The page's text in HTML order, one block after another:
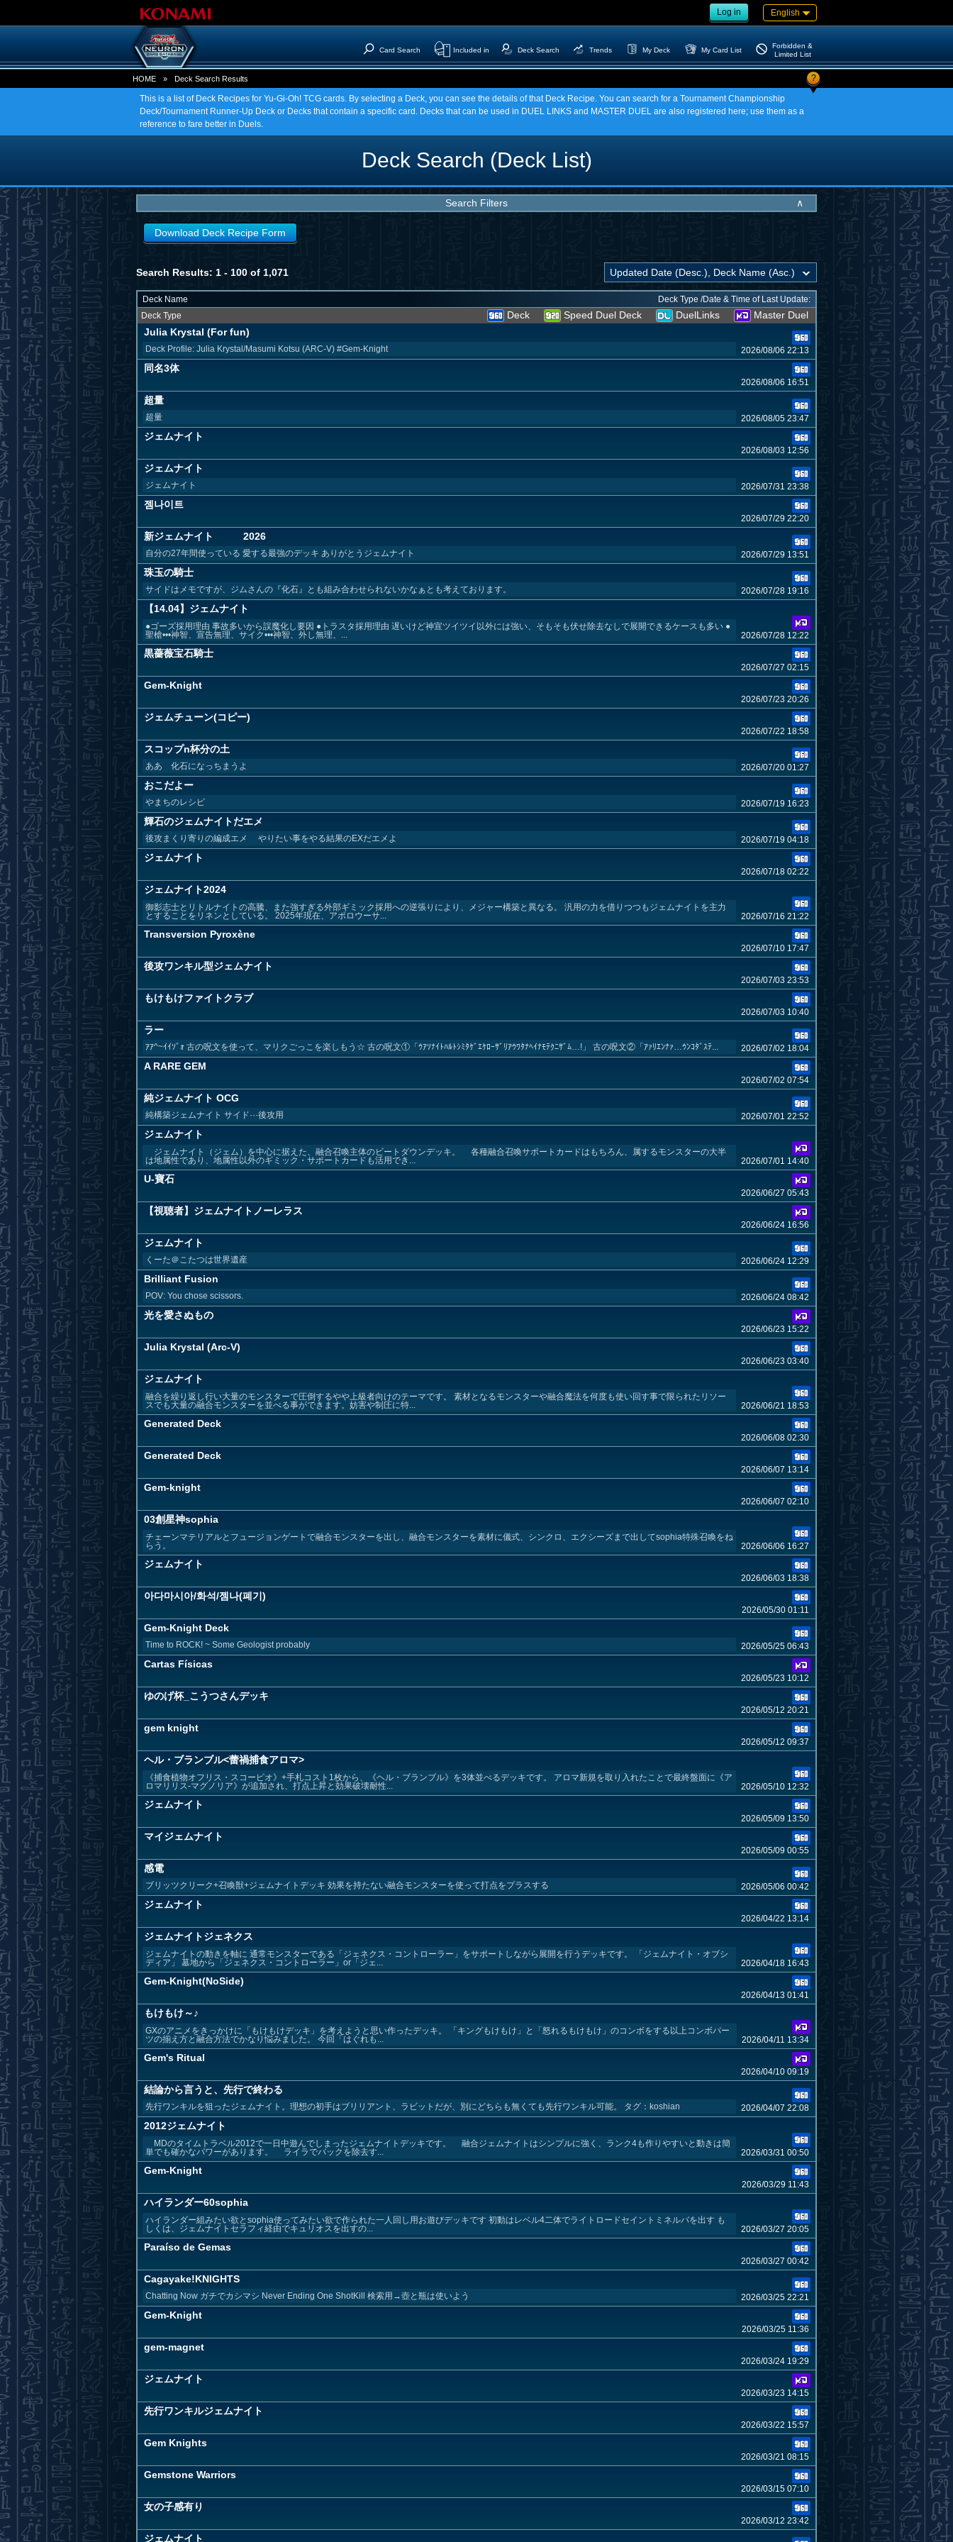
Log in English
Card Search Included in Deck Search Trends My Deck My Card List
Forbidden &
Limited List
HOME » Deck Search Results ?
This is a list of Deck Recipes for Yu-Gi-Oh! TCG cards. By selecting a Deck, you can see the details of that Deck Recipe. You can search for a Tournament Championship
Deck/Tournament Runner-Up Deck or Decks that contain a specific card. Decks that can be used in DUEL LINKS and MASTER DUEL are also registered here; use them as a
reference to fare better in Duels.
Deck Search (Deck List)
Search Filters ∧
Download Deck Recipe Form
Search Results: 1 - 100 of 1,071
Deck Name
Deck Type /Date & Time of Last Update:
Deck Type
Deck Speed Duel Deck DuelLinks
Master Duel
Julia Krystal (For fun)
Deck Profile: Julia Krystal/Masumi Kotsu (ARC-V) #Gem-Knight 2026/08/06 22:13
同名3体
2026/08/06 16:51
超量
超量 2026/08/05 23:47
ジェムナイト
2026/08/03 12:56
ジェムナイト
ジェムナイト 2026/07/31 23:38
젬나이트
2026/07/29 22:20
新ジェムナイト 2026
自分の27年間使っている 愛する最強のデッキ ありがとうジェムナイト 2026/07/29 13:51
珠玉の騎士
サイドはメモですが、ジムさんの『化石』とも組み合わせられないかなぁとも考えております。 2026/07/28 19:16
【14.04】ジェムナイト
●ゴーズ採用理由 事故多いから誤魔化し要因 ●トラスタ採用理由 遅いけど神宣ツイツイ以外には強い、そもそも伏せ除去なしで展開できるケースも多い ●
聖槍•••神智、宣告無理、サイク•••神智、外し無理、...
2026/07/28 12:22
黒薔薇宝石騎士
2026/07/27 02:15
Gem-Knight
2026/07/23 20:26
ジェムチューン(コピー)
2026/07/22 18:58
スコップn杯分の土
ああ 化石になっちまうよ 2026/07/20 01:27
おこだよー
やまちのレシピ 2026/07/19 16:23
輝石のジェムナイトだエメ
後攻まくり寄りの編成エメ やりたい事をやる結果のEXだエメよ 2026/07/19 04:18
ジェムナイト
2026/07/18 02:22
ジェムナイト2024
御影志士とリトルナイトの高騰、また強すぎる外部ギミック採用への逆張りにより、メジャー構築と異なる。 汎用の力を借りつつもジェムナイトを主力
とすることをリネンとしている。 2025年現在、アポロウーサ...
2026/07/16 21:22
Transversion Pyroxène
2026/07/10 17:47
後攻ワンキル型ジェムナイト
2026/07/03 23:53
もけもけファイトクラブ
2026/07/03 10:40
ラー
ｱｱ^~ｲｲｿﾞｫ 古の呪文を使って、マリクごっこを楽しもう☆ 古の呪文①「ｳｱｿﾅｲﾄﾊﾙﾄｼﾐﾀｹﾞｴｹﾛｰｻﾞﾘｱｳﾜﾀﾅﾍｲﾅﾓﾃｸﾆｻﾞﾑ…!」 古の呪文②「ｱｧﾘｴﾝﾅｧ…ｳﾝｺﾀﾞｽﾃ... 2026/07/02 18:04
A RARE GEM
2026/07/02 07:54
純ジェムナイト OCG
純構築ジェムナイト サイド···後攻用 2026/07/01 22:52
ジェムナイト
ジェムナイト（ジェム）を中心に据えた、融合召喚主体のビートダウンデッキ。 各種融合召喚サポートカードはもちろん、属するモンスターの大半
は地属性であり、地属性以外のギミック・サポートカードも活用でき...
2026/07/01 14:40
U-寶石
2026/06/27 05:43
【視聴者】ジェムナイトノーレラス
2026/06/24 16:56
ジェムナイト
くーた＠こたつは世界遺産 2026/06/24 12:29
Brilliant Fusion
POV: You chose scissors. 2026/06/24 08:42
光を愛さぬもの
2026/06/23 15:22
Julia Krystal (Arc-V)
2026/06/23 03:40
ジェムナイト
融合を繰り返し行い大量のモンスターで圧倒するやや上級者向けのテーマです。 素材となるモンスターや融合魔法を何度も使い回す事で限られたリソー
スでも大量の融合モンスターを並べる事ができます。妨害や制圧に特...
2026/06/21 18:53
Generated Deck
2026/06/08 02:30
Generated Deck
2026/06/07 13:14
Gem-knight
2026/06/07 02:10
03創星神sophia
チェーンマテリアルとフュージョンゲートで融合モンスターを出し、融合モンスターを素材に儀式、シンクロ、エクシーズまで出してsophia特殊召喚をね
らう。
2026/06/06 16:27
ジェムナイト
2026/06/03 18:38
아다마시아/화석/젬나(폐기)
2026/05/30 01:11
Gem-Knight Deck
Time to ROCK! ~ Some Geologist probably 2026/05/25 06:43
Cartas Físicas
2026/05/23 10:12
ゆのげ杯_こうつさんデッキ
2026/05/12 20:21
gem knight
2026/05/12 09:37
ヘル・ブランブル<蕾禍捕食アロマ>
《捕食植物オフリス・スコーピオ》+手札コスト1枚から、《ヘル・ブランブル》を3体並べるデッキです。 アロマ新規を取り入れたことで最終盤面に《ア
ロマリリス-マグノリア》が追加され、打点上昇と効果破壊耐性...
2026/05/10 12:32
ジェムナイト
2026/05/09 13:50
マイジェムナイト
2026/05/09 00:55
感電
ブリッツクリーク+召喚獣+ジェムナイトデッキ 効果を持たない融合モンスターを使って打点をプラスする 2026/05/06 00:42
ジェムナイト
2026/04/22 13:14
ジェムナイトジェネクス
ジェムナイトの動きを軸に 通常モンスターである「ジェネクス・コントローラー」をサポートしながら展開を行うデッキです。 「ジェムナイト・オブシ
ディア」 墓地から「ジェネクス・コントローラー」or「ジェ...
2026/04/18 16:43
Gem-Knight(NoSide)
2026/04/13 01:41
もけもけ～♪
GXのアニメをきっかけに「もけもけデッキ」を考えようと思い作ったデッキ。 「キングもけもけ」と「怒れるもけもけ」のコンボをする以上コンボパー
ツの揃え方と融合方法でかなり悩みました。 今回「はぐれも...
2026/04/11 13:34
Gem's Ritual
2026/04/10 09:19
結論から言うと、先行で終わる
先行ワンキルを狙ったジェムナイト。理想の初手はブリリアント、ラビットだが、別にどちらも無くても先行ワンキル可能。 タグ：koshian 2026/04/07 22:08
2012ジェムナイト
MDのタイムトラベル2012で一日中遊んでしまったジェムナイトデッキです。 融合ジェムナイトはシンプルに強く、ランク4も作りやすいと動きは簡
単でも確かなパワーがあります。 ライラでバックを除去す...
2026/03/31 00:50
Gem-Knight
2026/03/29 11:43
ハイランダー60sophia
ハイランダー組みたい欲とsophia使ってみたい欲で作られた一人回し用お遊びデッキです 初動はレベル4二体でライトロードセイントミネルバを出す も
しくは、ジェムナイトセラフィ経由でキュリオスを出すの...
2026/03/27 20:05
Paraíso de Gemas
2026/03/27 00:42
Cagayake!KNIGHTS
Chatting Now ガチでカシマシ Never Ending One ShotKill 検索用→壺と瓶は使いよう 2026/03/25 22:21
Gem-Knight
2026/03/25 11:36
gem-magnet
2026/03/24 19:29
ジェムナイト
2026/03/23 14:15
先行ワンキルジェムナイト
2026/03/22 15:57
Gem Knights
2026/03/21 08:15
Gemstone Warriors
2026/03/15 07:10
女の子感有り
2026/03/12 23:42
ジェムナイト